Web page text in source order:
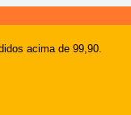
acima de 99,90.